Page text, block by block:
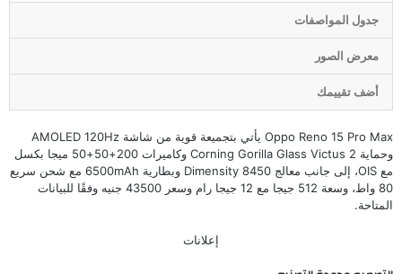
جدول المواصفات
معرض الصور
أضف تقييمك
Oppo Reno 15 Pro Max يأتي بتجميعة قوية من شاشة AMOLED 120Hz
وحماية Corning Gorilla Glass Victus 2 وكاميرات 200+50+50 ميجا بكسل
مع OIS، إلى جانب معالج Dimensity 8450 وبطارية 6500mAh مع شحن سريع
80 واط، وسعة 512 جيجا مع 12 جيجا رام وسعر 43500 جنيه وفقًا للبيانات
المتاحة.
إعلانات